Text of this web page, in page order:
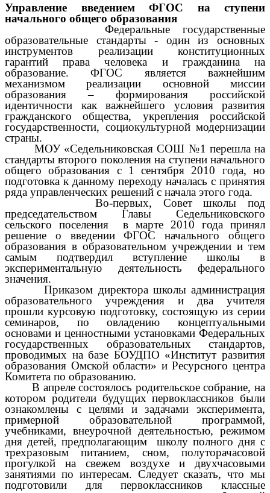
Управление введением ФГОС на ступени
начального общего образования
Федеральные государственные
образовательные стандарты - один из основных
инструментов реализации конституционных
гарантий права человека и гражданина на
образование. ФГОС является важнейшим
механизмом реализации основной миссии
образования – формирования российской
идентичности как важнейшего условия развития
гражданского общества, укрепления российской
государственности, социокультурной модернизации
страны.
МОУ «Седельниковская СОШ №1 перешла на
стандарты второго поколения на ступени начального
общего образования с 1 сентября 2010 года, но
подготовка к данному переходу началась с принятия
ряда управленческих решений с начала этого года.
Во-первых, Совет школы под
председательством Главы Седельниковского
сельского поселения в марте 2010 года принял
решение о введении ФГОС начального общего
образования в образовательном учреждении и тем
самым подтвердил вступление школы в
экспериментальную деятельность федерального
значения.
Приказом директора школы администрация
образовательного учреждения и два учителя
прошли курсовую подготовку, состоящую из серии
семинаров, по овладению концептуальными
основами и ценностными установками Федеральных
государственных образовательных стандартов,
проводимых на базе БОУДПО «Институт развития
образования Омской области» и Ресурсного центра
Комитета по образованию.
В апреле состоялось родительское собрание, на
котором родители будущих первоклассников были
ознакомлены с целями и задачами эксперимента,
примерной образовательной программой,
учебниками, внеурочной деятельностью, режимом
дня детей, предполагающим школу полного дня с
трехразовым питанием, сном, полуторачасовой
прогулкой на свежем воздухе и двухчасовыми
занятиями по интересам. Следует сказать, что мы
подготовили для первоклассников классные